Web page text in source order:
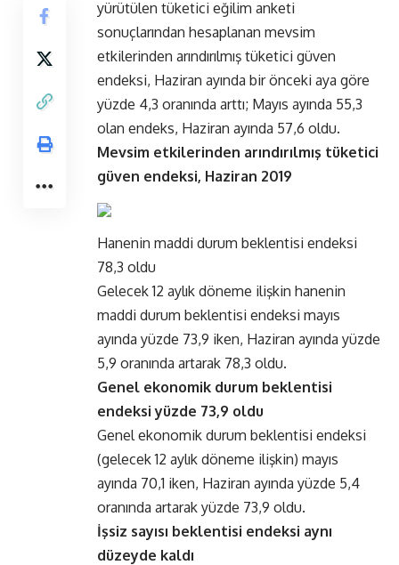
yürütülen tüketici eğilim anketi
sonuçlarından hesaplanan mevsim
etkilerinden arındırılmış tüketici güven
endeksi, Haziran ayında bir önceki aya göre
yüzde 4,3 oranında arttı; Mayıs ayında 55,3
olan endeks, Haziran ayında 57,6 oldu.
Mevsim etkilerinden arındırılmış tüketici
güven endeksi, Haziran 2019
Hanenin maddi durum beklentisi endeksi
78,3 oldu
Gelecek 12 aylık döneme ilişkin hanenin
maddi durum beklentisi endeksi mayıs
ayında yüzde 73,9 iken, Haziran ayında yüzde
5,9 oranında artarak 78,3 oldu.
Genel ekonomik durum beklentisi
endeksi yüzde 73,9 oldu
Genel ekonomik durum beklentisi endeksi
(gelecek 12 aylık döneme ilişkin) mayıs
ayında 70,1 iken, Haziran ayında yüzde 5,4
oranında artarak yüzde 73,9 oldu.
İşsiz sayısı beklentisi endeksi aynı
düzeyde kaldı